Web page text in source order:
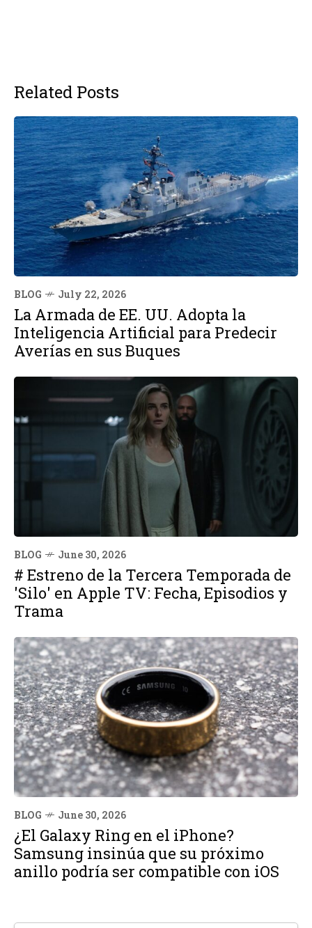
Related Posts
BLOG July 22, 2026
La Armada de EE. UU. Adopta la
Inteligencia Artificial para Predecir
Averías en sus Buques
BLOG June 30, 2026
# Estreno de la Tercera Temporada de
'Silo' en Apple TV: Fecha, Episodios y
Trama
BLOG June 30, 2026
¿El Galaxy Ring en el iPhone?
Samsung insinúa que su próximo
anillo podría ser compatible con iOS